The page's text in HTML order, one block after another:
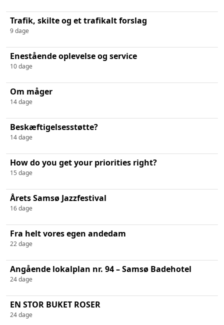
Trafik, skilte og et trafikalt forslag
9 dage
Enestående oplevelse og service
10 dage
Om måger
14 dage
Beskæftigelsesstøtte?
14 dage
How do you get your priorities right?
15 dage
Årets Samsø Jazzfestival
16 dage
Fra helt vores egen andedam
22 dage
Angående lokalplan nr. 94 – Samsø Badehotel
24 dage
EN STOR BUKET ROSER
24 dage